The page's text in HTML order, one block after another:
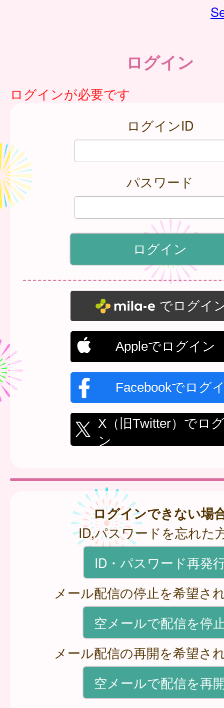
ログイン
ログインが必要です
ログインID
パスワード
でログイ
Appleでログイン
Facebookでログ
X（旧Twitter）でロ
ン
ログインできない場
ID,パスワードを忘れた
ID・パスワード再発
メール配信の停止を希望さ
空メールで配信を停
メール配信の再開を希望さ
空メールで配信を再